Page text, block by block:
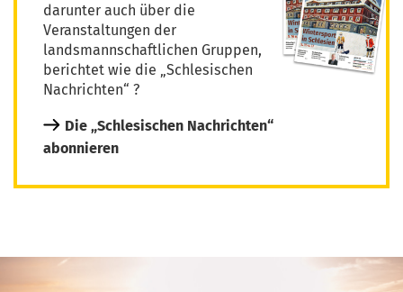
darunter auch über die
Veranstaltungen der
landsmannschaftlichen Gruppen,
berichtet wie die „Schlesischen
Nachrichten“ ?
Die „Schlesischen Nachrichten“
abonnieren